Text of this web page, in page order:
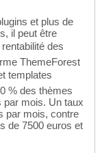
et plus de
il peut être
des
ThemeForest
templates
% des thèmes
par mois. Un taux
par mois, contre
de 7500 euros et